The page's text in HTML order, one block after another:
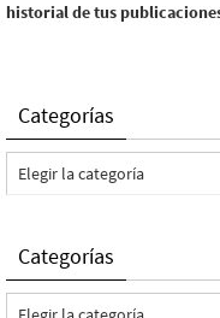
historial de tus
Categorías
Categorías
Categorías
Categorías